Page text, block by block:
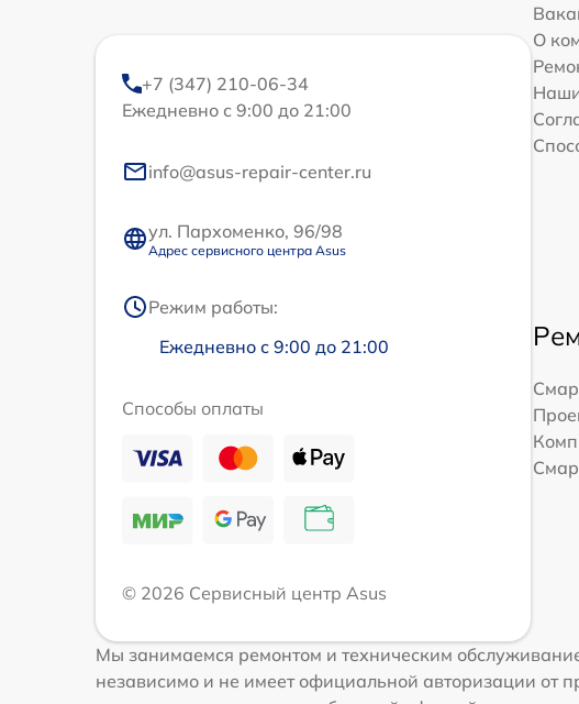
+7 (347) 210-06-34
Ежедневно с 9:00 до 21:00
info@asus-repair-center.ru
ул. Пархоменко, 96/98
Адрес сервисного центра Asus
Режим работы:
Ежедневно с 9:00 до 21:00
Способы оплаты
© 2026 Сервисный центр Asus
О
Мы занимаемся ремонтом и техническим
независимо и не имеет официальной авторизации от